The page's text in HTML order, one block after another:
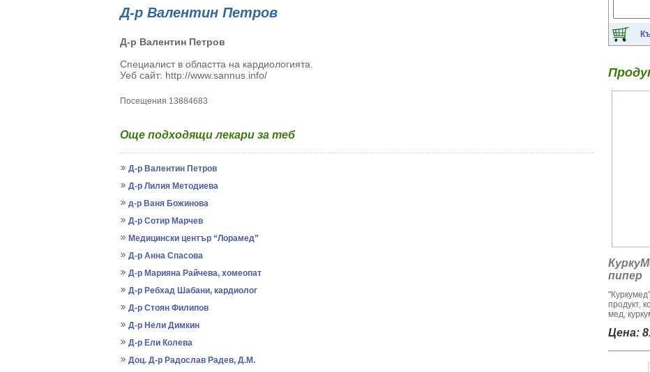
Д-р Валентин Петров
Д-р Валентин Петров
Специалист в областта на кардиологията.
Уеб сайт: http://www.sannus.info/
Посещения 13884683
Още подходящи лекари за теб
Д-р Валентин Петров
Д-р Лилия Методиева
д-р Ваня Божинова
Д-р Сотир Марчев
Медицински център “Лорамед”
Д-р Анна Спасова
Д-р Марияна Райчева, хомеопат
Д-р Ребхад Шабани, кардиолог
Д-р Стоян Филипов
Д-р Нели Димкин
Д-р Ели Колева
Доц. Д-р Радослав Радев, Д.М.
пипер
продукт,
мед,
Цена: